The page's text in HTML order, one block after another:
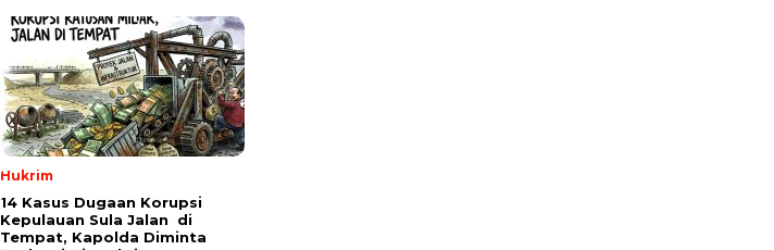
Hukrim
14 Kasus Dugaan Korupsi
Kepulauan Sula Jalan di
Tempat, Kapolda Diminta